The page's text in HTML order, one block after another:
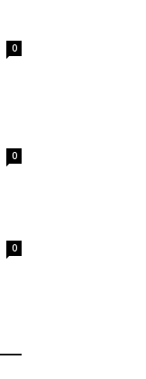
0
0
0